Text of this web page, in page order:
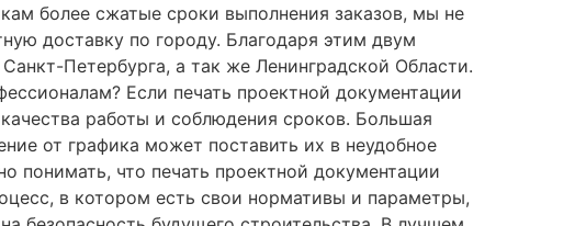
более сжатые сроки выполнения заказов, мы не
доставку по городу. Благодаря этим двум
Петербурга, а так же Ленинградской Области.
Если печать проектной документации
работы и соблюдения сроков. Большая
от графика может поставить их в неудобное
понимать, что печать проектной документации
в котором есть свои нормативы и параметры,